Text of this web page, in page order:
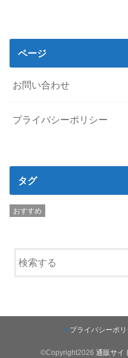
ページ
お問い合わせ
プライバシーポリシー
タグ
おすすめ
プライバシーポリ
©Copyright2026 通販サイ